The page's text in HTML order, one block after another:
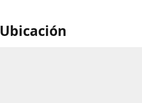
Ubicación